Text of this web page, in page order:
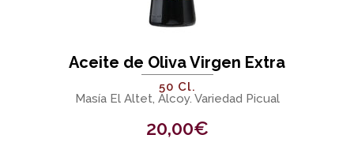
Aceite de Oliva Virgen Extra
50 Cl.
Masía El Altet, Alcoy. Variedad Picual
20,00€